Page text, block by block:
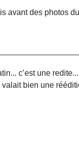
avant des photos
c’est une
bien une